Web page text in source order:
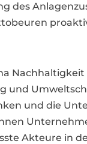
des
und
und die
Akteure in